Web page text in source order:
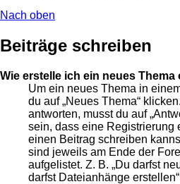
Nach oben
Beiträge schreiben
Wie erstelle ich ein neues
Um ein neues Thema in
du auf „Neues Thema“
antworten, musst du auf
sein, dass eine Registrierung
einen Beitrag schreiben
sind jeweils am Ende der
aufgelistet. Z. B. „Du darfst
darfst Dateianhänge